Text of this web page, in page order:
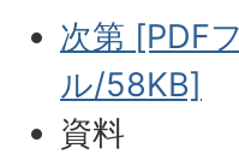
次第 [PDF
ル/58KB]
資料